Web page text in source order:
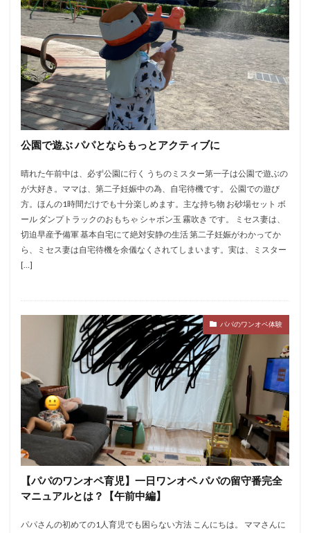
公園で遊ぶ パパとならもっとアクティブに
晴れた午前中は、必ず公園に行く うちのミスター第一子は公園で遊ぶの
が大好き。ママは、第二子妊娠中の為、自宅待機です。 公園での遊び
方。ほんの1時間だけでも十分楽しめます。主な持ち物 お砂場セット ボ
ール ダンプトラックのおもちゃ シャボン玉 霧吹き です。 ミセス妻は、
切迫早産予備軍 基本自宅にて絶対安静の生活 第二子妊娠がわかってか
ら、ミセス妻は自宅待機を余儀なくされてしまいます。実は、ミスター
[…]
パパのワンオペ体験
【パパのワンオペ育児】一日ワンオペ パパの留守番完全
マニュアルとは？【午前中編】
パパさんの初めての1人育児でも困らない方法 こんにちは。 ママさんに